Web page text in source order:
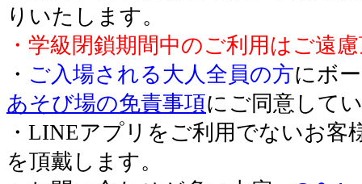
りいたします。
・学級閉鎖期間中のご利用はご遠
・ ご入場される大人全員の方にボ
あそび場の免責事項にご同意して
・LINEアプリをご利用でないお客
を頂戴します。